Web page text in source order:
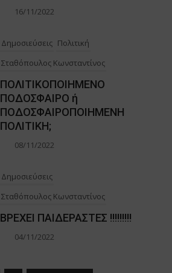
16/11/2022
Δημοσιεύσεις Πολιτική
Σταθόπουλος Κωνσταντίνος
ΠΟΛΙΤΙΚΟΠΟΙΗΜΕΝΟ
ΠΟΔΟΣΦΑΙΡΟ ή
ΠΟΔΟΣΦΑΙΡΟΠΟΙΗΜΕΝΗ
ΠΟΛΙΤΙΚΗ;
08/11/2022
Δημοσιεύσεις
Σταθόπουλος Κωνσταντίνος
ΒΡΕΧΕΙ ΠΑΙΔΕΡΑΣΤΕΣ !!!!!!!!!
04/11/2022